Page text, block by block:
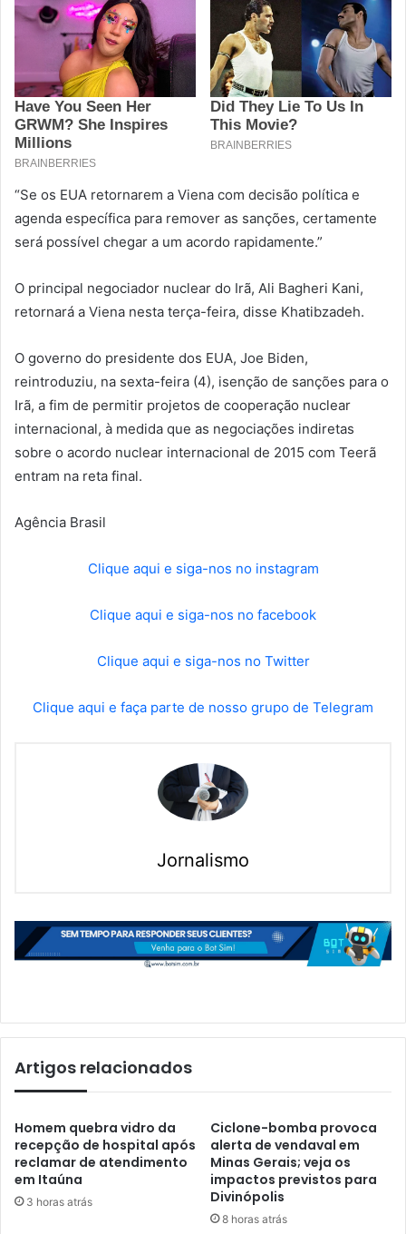
“Se os EUA retornarem a Viena com decisão política e
agenda específica para remover as sanções, certamente
será possível chegar a um acordo rapidamente.”
O principal negociador nuclear do Irã, Ali Bagheri Kani,
retornará a Viena nesta terça-feira, disse Khatibzadeh.
O governo do presidente dos EUA, Joe Biden,
reintroduziu, na sexta-feira (4), isenção de sanções para o
Irã, a fim de permitir projetos de cooperação nuclear
internacional, à medida que as negociações indiretas
sobre o acordo nuclear internacional de 2015 com Teerã
entram na reta final.
Agência Brasil
Clique aqui e siga-nos no instagram
Clique aqui e siga-nos no facebook
Clique aqui e siga-nos no Twitter
Clique aqui e faça parte de nosso grupo de Telegram
Jornalismo
Artigos relacionados
Homem quebra vidro da
recepção de hospital após
reclamar de atendimento
em Itaúna
3 horas atrás
Ciclone-bomba provoca
alerta de vendaval em
Minas Gerais; veja os
impactos previstos para
Divinópolis
8 horas atrás